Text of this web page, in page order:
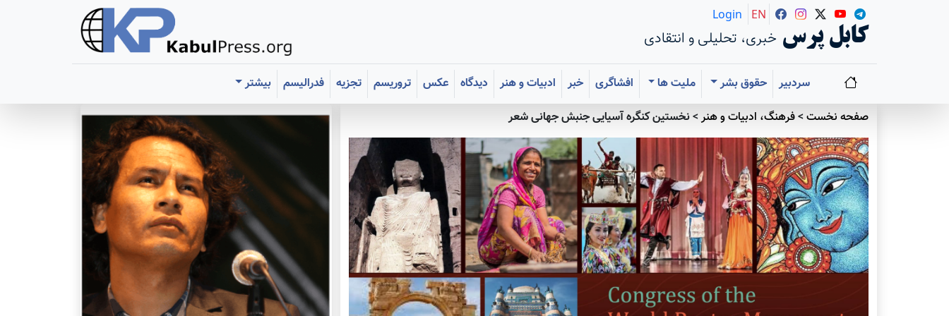
کابل پرس خبری، تحلیلی و انتقادی
Login EN
سردبیر حقوق بشر ملیت ها افشاگری خبر ادبیات و هنر دیدگاه عکس تروریسم تجزیه فدرالیسم
بیشتر
صفحه نخست>فرهنگ، ادبیات و هنر>نخستین کنگره آسیایی جنبش جهانی شعر